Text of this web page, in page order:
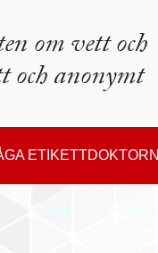
om vett och
anonymt
ETIKETTDOKTORN